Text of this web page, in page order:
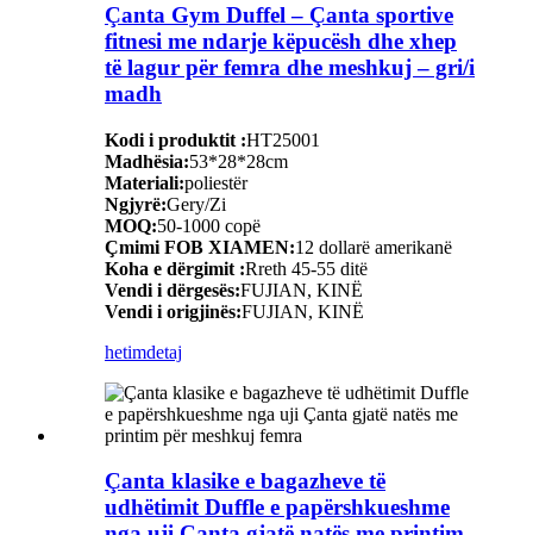
Çanta Gym Duffel – Çanta sportive
fitnesi me ndarje këpucësh dhe xhep
të lagur për femra dhe meshkuj – gri/i
madh
Kodi i produktit :HT25001
Madhësia:53*28*28cm
Materiali:poliestër
Ngjyrë:Gery/Zi
MOQ:50-1000 copë
Çmimi FOB XIAMEN:12 dollarë amerikanë
Koha e dërgimit :Rreth 45-55 ditë
Vendi i dërgesës:FUJIAN, KINË
Vendi i origjinës:FUJIAN, KINË
hetimdetaj
Çanta klasike e bagazheve të
udhëtimit Duffle e papërshkueshme